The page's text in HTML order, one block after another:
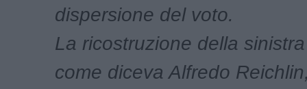
dispersione del voto.
La ricostruzione della
come diceva Alfredo